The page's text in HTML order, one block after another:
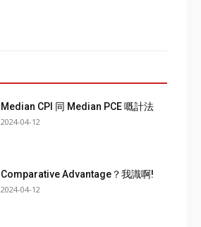
Median CPI 同 Median PCE 嘅計法
2024-04-12
Comparative Advantage？我識啊!
2024-04-12